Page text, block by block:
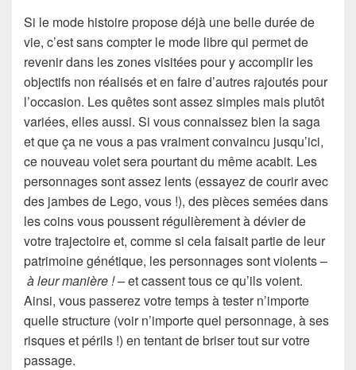
Si le mode histoire propose déjà une belle durée de
vie, c’est sans compter le mode libre qui permet de
revenir dans les zones visitées pour y accomplir les
objectifs non réalisés et en faire d’autres rajoutés pour
l’occasion. Les quêtes sont assez simples mais plutôt
variées, elles aussi. Si vous connaissez bien la saga
et que ça ne vous a pas vraiment convaincu jusqu’ici,
ce nouveau volet sera pourtant du même acabit. Les
personnages sont assez lents (essayez de courir avec
des jambes de Lego, vous !), des pièces semées dans
les coins vous poussent régulièrement à dévier de
votre trajectoire et, comme si cela faisait partie de leur
patrimoine génétique, les personnages sont violents –
à leur manière ! –et cassent tous ce qu’ils voient.
Ainsi, vous passerez votre temps à tester n’importe
quelle structure (voir n’importe quel personnage, à ses
risques et périls !) en tentant de briser tout sur votre
passage.